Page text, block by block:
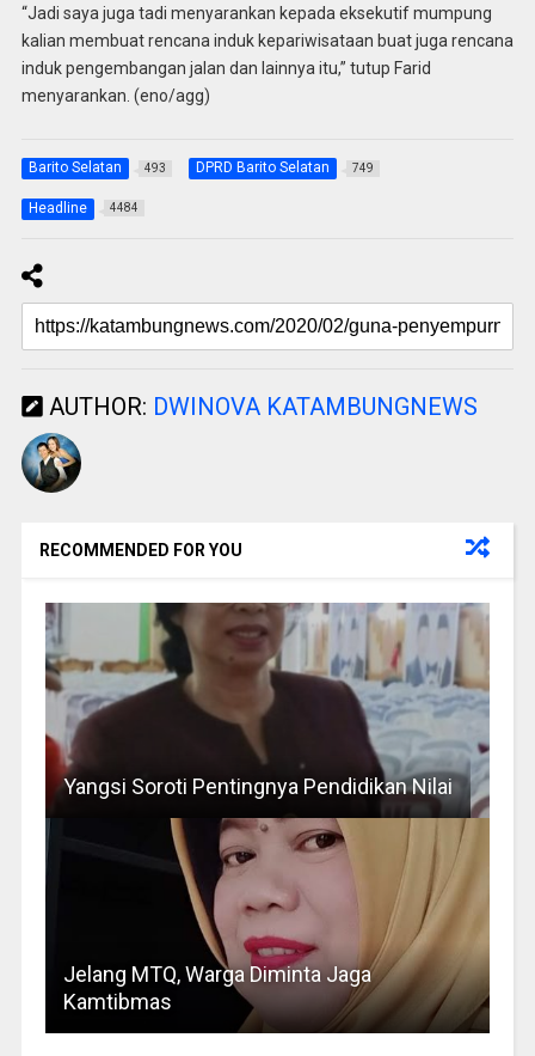
“Jadi saya juga tadi menyarankan kepada eksekutif mumpung
kalian membuat rencana induk kepariwisataan buat juga rencana
induk pengembangan jalan dan lainnya itu,” tutup Farid
menyarankan. (eno/agg)
Barito Selatan 493 DPRD Barito Selatan 749
Headline 4484
AUTHOR: DWINOVA KATAMBUNGNEWS
RECOMMENDED FOR YOU
Yangsi Soroti Pentingnya Pendidikan Nilai
Jelang MTQ, Warga Diminta Jaga
Kamtibmas